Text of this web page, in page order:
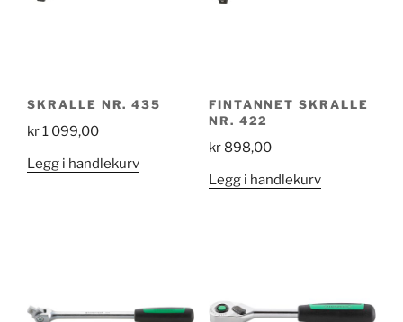
SKRALLE NR. 435
kr1 099,00
Legg i handlekurv
FINTANNET SKRALLE
NR. 422
kr898,00
Legg i handlekurv